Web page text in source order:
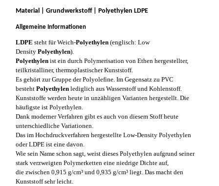
Material | Grundwerkstoff | Polyethylen LDPE
Allgemeine Informationen
LDPE steht für Weich-Polyethylen(englisch: Low
Density Polyethylen).
Polyethylenist ein durch Polymerisation von Ethen hergestellter,
teilkristalliner, thermoplastischer Kunststoff.
Es gehört zur Gruppe der Polyolefine. Im Gegensatz zu PVC
besteht Polyethylenlediglich aus Wasserstoff und Kohlenstoff.
Kunststoffe werden heute in unzähligen Varianten hergestellt. Die
häufigste ist Polyethylen.
Dank moderner Verfahren gibt es auch von diesem Stoff heute
unterschiedliche Variationen.
Das im Hochdruckverfahren hergestellte Low-Density Polyethylen
oder LDPE ist eine davon.
Wie sein Name schon sagt, weist dieses Polyethylen aufgrund seiner
stark verzweigten Polymerketten eine niedrige Dichte auf,
die zwischen 0,915 g/cm³ und 0,935 g/cm³ liegt. Das macht den
Kunststoff sehr leicht.